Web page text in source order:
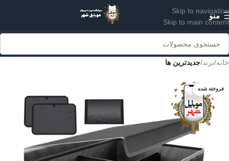
Skip to navigation
Skip to main content
منو
خانه برند جدیدترین ها
فروخته شده